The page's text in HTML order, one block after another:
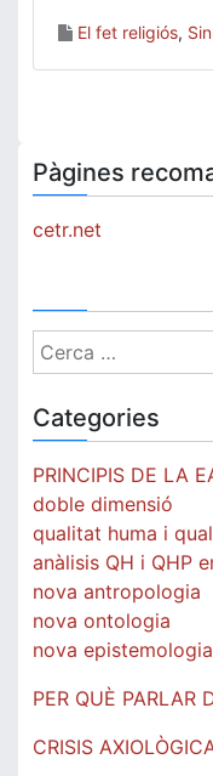
El fet religiós,
Pàgines
cetr.net
Cerca:
Categories
PRINCIPIS DE LA
doble dimensió
qualitat huma i
anàlisis QH i QHP
nova antropologia
nova ontologia
nova epistemologia
PER QUÈ PARLAR
CRISIS